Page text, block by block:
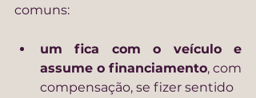
comuns:
um fica com o veículo e
assume o financiamento, com
compensação, se fizer sentido